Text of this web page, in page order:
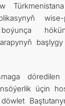
üçin
döwlet